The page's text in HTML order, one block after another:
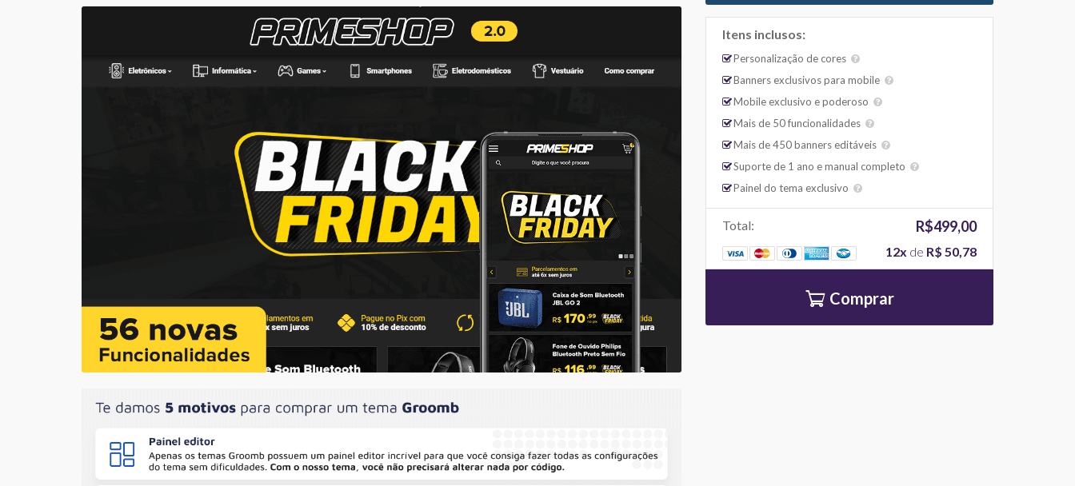
Itens inclusos:
Personalização de cores
Banners exclusivos para mobile
Mobile exclusivo e poderoso
Mais de 50 funcionalidades
Mais de 450 banners editáveis
Suporte de 1 ano e manual completo
Painel do tema exclusivo
Total: R$499,00
12x de R$ 50,78
Comprar